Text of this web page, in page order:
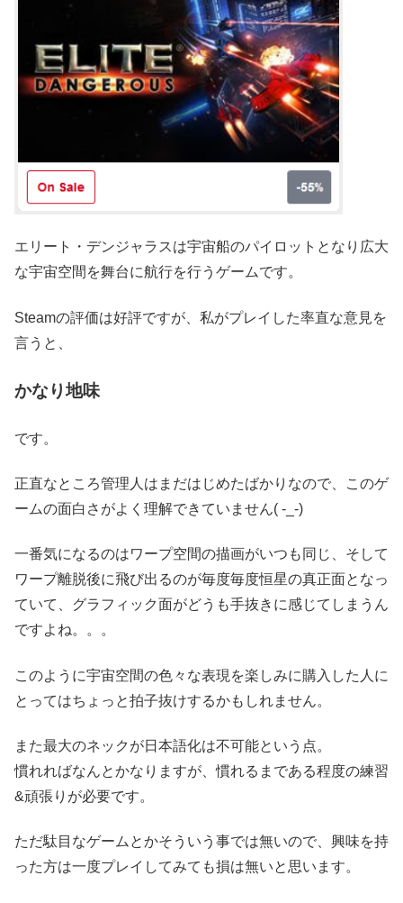
エリート・デンジャラスは宇宙船のパイロットとなり広大
な宇宙空間を舞台に航行を行うゲームです。
Steamの評価は好評ですが、私がプレイした率直な意見を
言うと、
かなり地味
です。
正直なところ管理人はまだはじめたばかりなので、このゲ
ームの面白さがよく理解できていません( -_-)
一番気になるのはワープ空間の描画がいつも同じ、そして
ワープ離脱後に飛び出るのが毎度毎度恒星の真正面となっ
ていて、グラフィック面がどうも手抜きに感じてしまうん
ですよね。。。
このように宇宙空間の色々な表現を楽しみに購入した人に
とってはちょっと拍子抜けするかもしれません。
また最大のネックが日本語化は不可能という点。
慣れればなんとかなりますが、慣れるまである程度の練習
&頑張りが必要です。
ただ駄目なゲームとかそういう事では無いので、興味を持
った方は一度プレイしてみても損は無いと思います。